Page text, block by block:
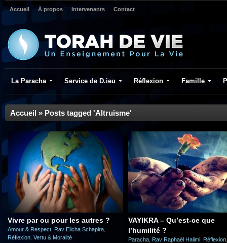
Accueil À propos Intervenants Contact
La Paracha Service de D.ieu Réflexion Famille
Accueil » Posts tagged 'Altruisme'
Vivre par ou pour les autres ?
Amour & Respect Rav Elicha Schapira
Réflexion Vertu & Moralité
VAYIKRA – Qu’est-ce que
l’humilité ?
Paracha Rav Raphaël Halimi Réflexion